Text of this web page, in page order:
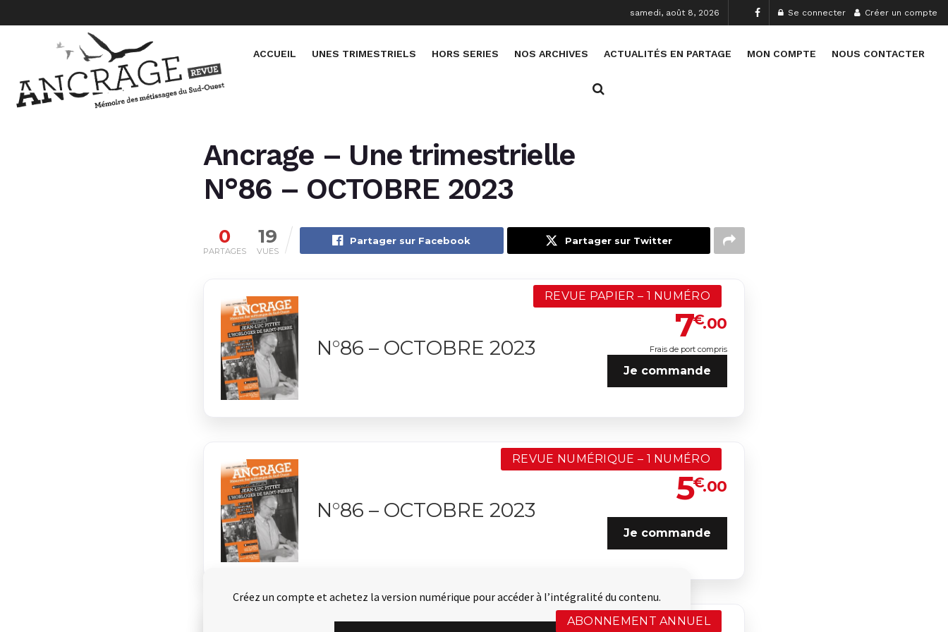
samedi, août 8, 2026 Se connecter Créer un compte
ACCUEIL UNES TRIMESTRIELS HORS SERIES NOS ARCHIVES ACTUALITÉS EN PARTAGE MON COMPTE NOUS CONTACTER
Ancrage – Une trimestrielle
N°86 – OCTOBRE 2023
0
PARTAGES
19
VUES
Partager sur Facebook Partager sur Twitter
REVUE PAPIER – 1 NUMÉRO
N°86 – OCTOBRE 2023
7€.00
Frais de port compris
Je commande
REVUE NUMÉRIQUE – 1 NUMÉRO
N°86 – OCTOBRE 2023
5€.00
Je commande
ABONNEMENT ANNUEL
Créez un compte et achetez la version numérique pour accéder à l’intégralité du contenu.